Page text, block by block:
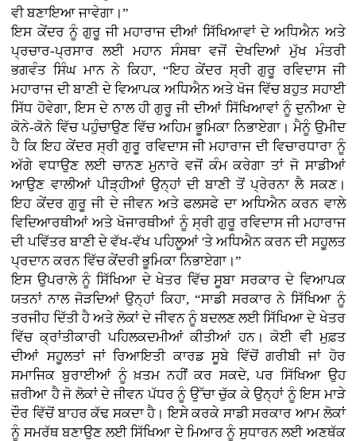
ਵੀ ਬਣਾਇਆ ਜਾਵੇਗਾ।”
ਇਸ ਕੇਂਦਰ ਨੂੰ ਗੁਰੂ ਜੀ ਮਹਾਰਾਜ ਦੀਆਂ ਸਿੱਖਿਆਵਾਂ ਦੇ ਅਧਿਐਨ ਅਤੇ
ਪ੍ਰਚਾਰ-ਪ੍ਰਸਾਰ ਲਈ ਮਹਾਨ ਸੰਸਥਾ ਵਜੋਂ ਦੇਖਦਿਆਂ ਮੁੱਖ ਮੰਤਰੀ
ਭਗਵੰਤ ਸਿੰਘ ਮਾਨ ਨੇ ਕਿਹਾ, “ਇਹ ਕੇਂਦਰ ਸ੍ਰੀ ਗੁਰੂ ਰਵਿਦਾਸ ਜੀ
ਮਹਾਰਾਜ ਦੀ ਬਾਣੀ ਦੇ ਵਿਆਪਕ ਅਧਿਐਨ ਅਤੇ ਖੋਜ ਵਿੱਚ ਬਹੁਤ ਸਹਾਈ
ਸਿੱਧ ਹੋਵੇਗਾ, ਇਸ ਦੇ ਨਾਲ ਹੀ ਗੁਰੂ ਜੀ ਦੀਆਂ ਸਿੱਖਿਆਵਾਂ ਨੂੰ ਦੁਨੀਆ ਦੇ
ਕੋਨੇ-ਕੋਨੇ ਵਿੱਚ ਪਹੁੰਚਾਉਣ ਵਿੱਚ ਅਹਿਮ ਭੂਮਿਕਾ ਨਿਭਾਏਗਾ। ਮੈਨੂੰ ਉਮੀਦ
ਹੈ ਕਿ ਇਹ ਕੇਂਦਰ ਸ੍ਰੀ ਗੁਰੂ ਰਵਿਦਾਸ ਜੀ ਮਹਾਰਾਜ ਦੀ ਵਿਚਾਰਧਾਰਾ ਨੂੰ
ਅੱਗੇ ਵਧਾਉਣ ਲਈ ਚਾਨਣ ਮੁਨਾਰੇ ਵਜੋਂ ਕੰਮ ਕਰੇਗਾ ਤਾਂ ਜੋ ਸਾਡੀਆਂ
ਆਉਣ ਵਾਲੀਆਂ ਪੀੜ੍ਹੀਆਂ ਉਨ੍ਹਾਂ ਦੀ ਬਾਣੀ ਤੋਂ ਪ੍ਰੇਰਨਾ ਲੈ ਸਕਣ।
ਇਹ ਕੇਂਦਰ ਗੁਰੂ ਜੀ ਦੇ ਜੀਵਨ ਅਤੇ ਫਲਸਫੇ ਦਾ ਅਧਿਐਨ ਕਰਨ ਵਾਲੇ
ਵਿਦਿਆਰਥੀਆਂ ਅਤੇ ਖੋਜਾਰਥੀਆਂ ਨੂੰ ਸ੍ਰੀ ਗੁਰੂ ਰਵਿਦਾਸ ਜੀ ਮਹਾਰਾਜ
ਦੀ ਪਵਿੱਤਰ ਬਾਣੀ ਦੇ ਵੱਖ-ਵੱਖ ਪਹਿਲੂਆਂ 'ਤੇ ਅਧਿਐਨ ਕਰਨ ਦੀ ਸਹੂਲਤ
ਪ੍ਰਦਾਨ ਕਰਨ ਵਿੱਚ ਕੇਂਦਰੀ ਭੂਮਿਕਾ ਨਿਭਾਏਗਾ।”
ਇਸ ਉਪਰਾਲੇ ਨੂੰ ਸਿੱਖਿਆ ਦੇ ਖੇਤਰ ਵਿੱਚ ਸੂਬਾ ਸਰਕਾਰ ਦੇ ਵਿਆਪਕ
ਯਤਨਾਂ ਨਾਲ ਜੋੜਦਿਆਂ ਉਨ੍ਹਾਂ ਕਿਹਾ, “ਸਾਡੀ ਸਰਕਾਰ ਨੇ ਸਿੱਖਿਆ ਨੂੰ
ਤਰਜੀਹ ਦਿੱਤੀ ਹੈ ਅਤੇ ਲੋਕਾਂ ਦੇ ਜੀਵਨ ਨੂੰ ਬਦਲਣ ਲਈ ਸਿੱਖਿਆ ਦੇ ਖੇਤਰ
ਵਿੱਚ ਕ੍ਰਾਂਤੀਕਾਰੀ ਪਹਿਲਕਦਮੀਆਂ ਕੀਤੀਆਂ ਹਨ। ਕੋਈ ਵੀ ਮੁਫ਼ਤ
ਦੀਆਂ ਸਹੂਲਤਾਂ ਜਾਂ ਰਿਆਇਤੀ ਕਾਰਡ ਸੂਬੇ ਵਿੱਚੋਂ ਗਰੀਬੀ ਜਾਂ ਹੋਰ
ਸਮਾਜਿਕ ਬੁਰਾਈਆਂ ਨੂੰ ਖ਼ਤਮ ਨਹੀਂ ਕਰ ਸਕਦੇ, ਪਰ ਸਿੱਖਿਆ ਉਹ
ਜ਼ਰੀਆ ਹੈ ਜੋ ਲੋਕਾਂ ਦੇ ਜੀਵਨ ਪੱਧਰ ਨੂੰ ਉੱਚਾ ਚੁੱਕ ਕੇ ਉਨ੍ਹਾਂ ਨੂੰ ਇਸ ਮਾੜੇ
ਦੌਰ ਵਿੱਚੋਂ ਬਾਹਰ ਕੱਢ ਸਕਦਾ ਹੈ। ਇਸੇ ਕਰਕੇ ਸਾਡੀ ਸਰਕਾਰ ਆਮ ਲੋਕਾਂ
ਨੂੰ ਸਮਰੱਥ ਬਣਾਉਣ ਲਈ ਸਿੱਖਿਆ ਦੇ ਮਿਆਰ ਨੂੰ ਸੁਧਾਰਨ ਲਈ ਅਣਥੱਕ